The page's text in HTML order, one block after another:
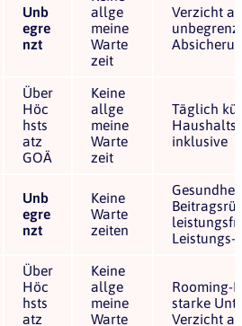
Unb
egre
nzt
allge
meine
Warte
zeit
Verzicht
Über
Höc
hsts
atz
GOÄ
Keine
allge
meine
Warte
zeit
Täglich
inklusive
Unb
egre
nzt
Keine
Warte
zeiten
Leistungs-
Über
Höc
hsts
atz
Keine
allge
meine
Warte
Rooming-
starke
Verzicht